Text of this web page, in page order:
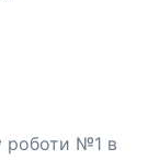
роботи №1 в